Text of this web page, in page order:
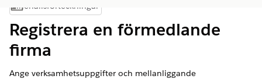
Visa innehållsförteckning
Innehållsförteckningar
Registrera en förmedlande
firma
Ange verksamhetsuppgifter och mellanliggande